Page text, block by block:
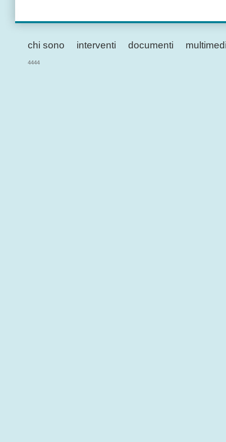
chi sono interventi documenti
4444